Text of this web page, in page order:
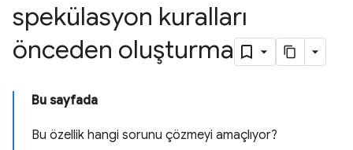
spekülasyon kuralları
önceden oluşturma
Bu sayfada
Bu özellik hangi sorunu çözmeyi amaçlıyor?